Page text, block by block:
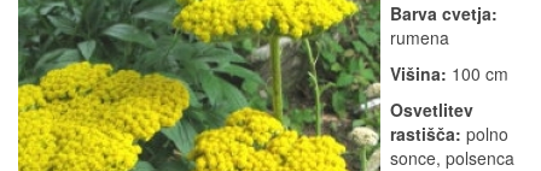
Barva cvetja:
rumena
Višina: 100 cm
Osvetlitev
rastišča: polno
sonce, polsenca